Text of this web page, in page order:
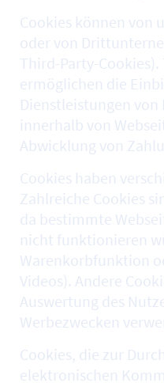
Cookies können von
oder von
Third-Party-
ermöglichen die
Dienstleistungen
innerhalb von
Abwicklung von
Cookies haben
Zahlreiche Cookies
da bestimmte
nicht funktionieren
Warenkorbfunktion
Videos). Andere
Auswertung des
Werbezwecken
Cookies, die zur
elektronischen